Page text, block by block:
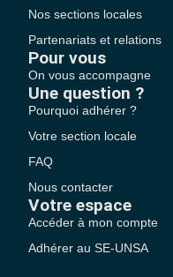
Nos sections locales
Partenariats et relations
Pour vous
On vous accompagne
Une question ?
Pourquoi adhérer ?
Votre section locale
FAQ
Nous contacter
Votre espace
Accéder à mon compte
Adhérer au SE-UNSA